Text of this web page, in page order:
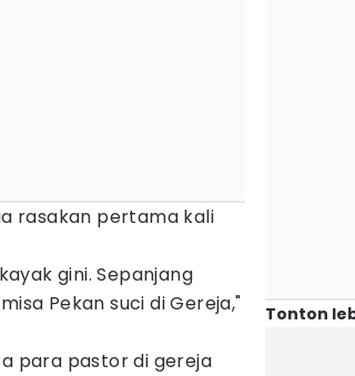
rasakan pertama kali
gini. Sepanjang
Pekan suci di Gereja,"
para pastor di gereja
Tonton